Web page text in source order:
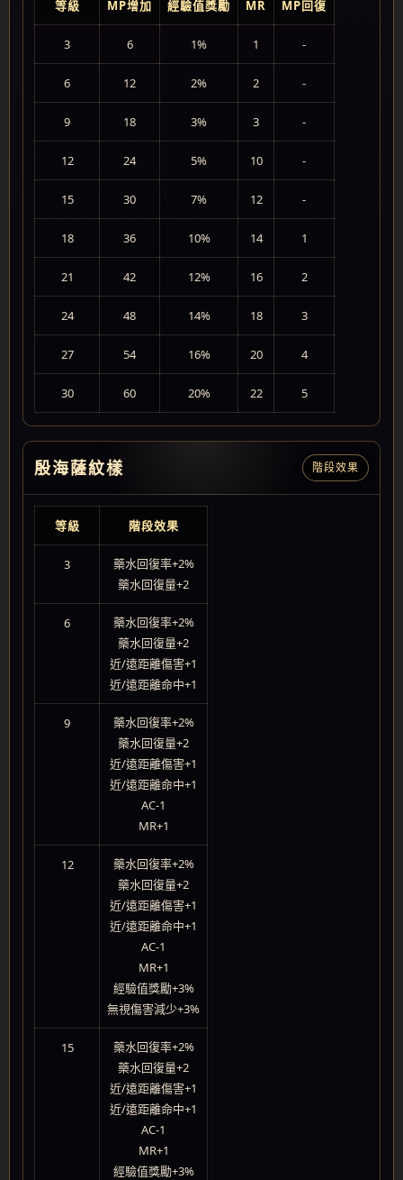
等級 MP增加 經驗值獎勵 MR MP回復
3 6 1% 1 -
6 12 2% 2 -
9 18 3% 3 -
12 24 5% 10 -
15 30 7% 12 -
18 36 10% 14 1
21 42 12% 16 2
24 48 14% 18 3
27 54 16% 20 4
30 60 20% 22 5
殷海薩紋樣 階段效果
等級 階段效果
3
藥水回復率+2%
藥水回復量+2
6
藥水回復率+2%
藥水回復量+2
近/遠距離傷害+1
近/遠距離命中+1
9
藥水回復率+2%
藥水回復量+2
近/遠距離傷害+1
近/遠距離命中+1
AC-1
MR+1
12
藥水回復率+2%
藥水回復量+2
近/遠距離傷害+1
近/遠距離命中+1
AC-1
MR+1
經驗值獎勵+3%
無視傷害減少+3%
15
藥水回復率+2%
藥水回復量+2
近/遠距離傷害+1
近/遠距離命中+1
AC-1
MR+1
經驗值獎勵+3%